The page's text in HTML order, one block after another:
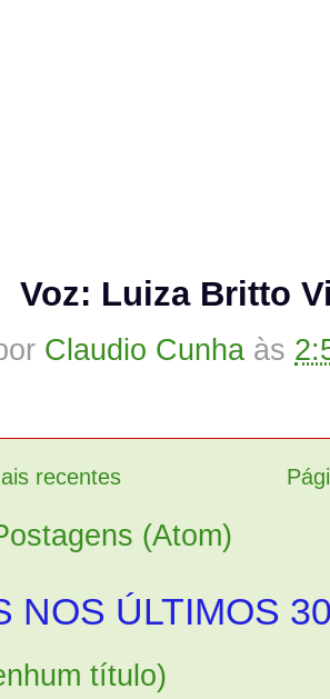
Voz: Luiza Britto
Claudio Cunha às
recentes
(Atom)
NOS ÚLTIMOS
título)